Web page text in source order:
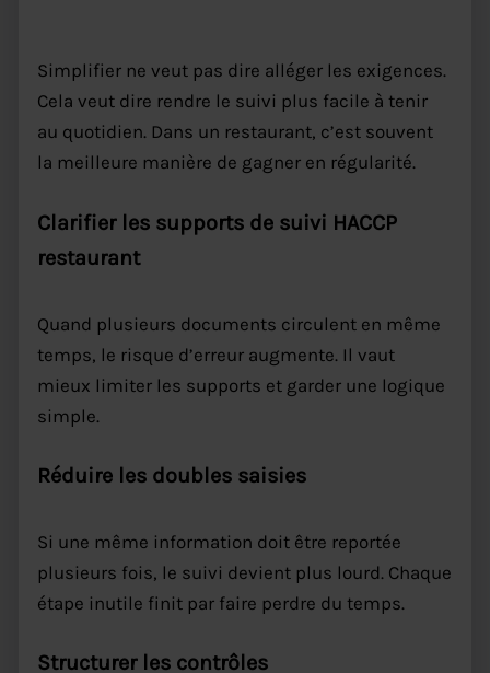
Simplifier ne veut pas dire alléger les exigences.
Cela veut dire rendre le suivi plus facile à tenir
au quotidien. Dans un restaurant, c’est souvent
la meilleure manière de gagner en régularité.
Clarifier les supports de suivi HACCP
restaurant
Quand plusieurs documents circulent en même
temps, le risque d’erreur augmente. Il vaut
mieux limiter les supports et garder une logique
simple.
Réduire les doubles saisies
Si une même information doit être reportée
plusieurs fois, le suivi devient plus lourd. Chaque
étape inutile finit par faire perdre du temps.
Structurer les contrôles